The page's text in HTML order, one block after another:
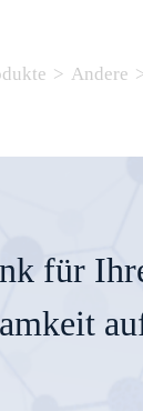
> Andere
für